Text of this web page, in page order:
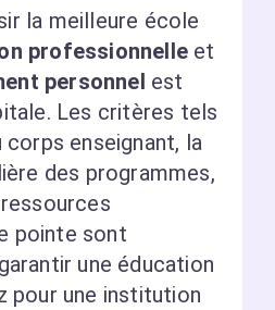
la meilleure école
professionnelle et
personnel est
Les critères tels
enseignant, la
des programmes,
pointe sont
une éducation
pour une institution